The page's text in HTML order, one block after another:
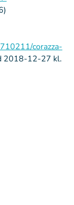
corazza-
2018-12-27 kl.